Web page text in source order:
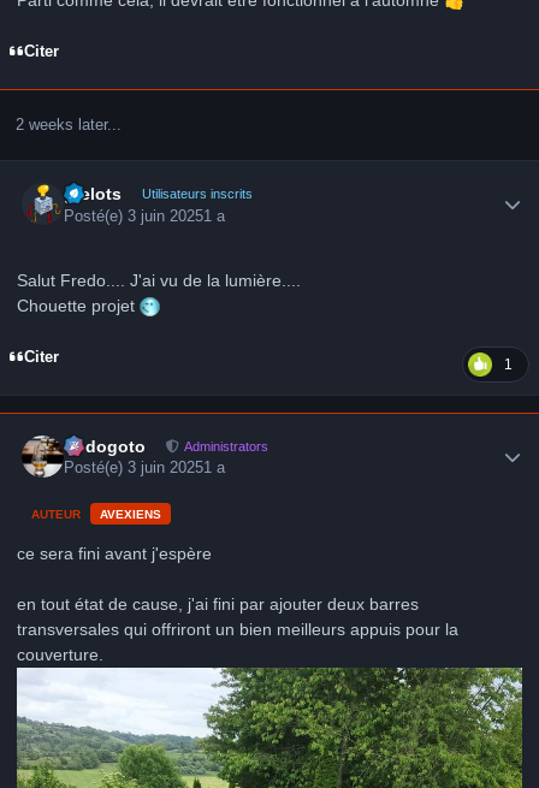
Citer
2 weeks later...
grelots Utilisateurs inscrits
Posté(e)3 juin 20251 a
Salut Fredo.... J'ai vu de la lumière....
Chouette projet
Citer 1
frédogoto Administrators
Posté(e)3 juin 20251 a
AUTEUR AVEXIENS
ce sera fini avant j'espère
en tout état de cause, j'ai fini par ajouter deux barres
transversales qui offriront un bien meilleurs appuis pour la
couverture.